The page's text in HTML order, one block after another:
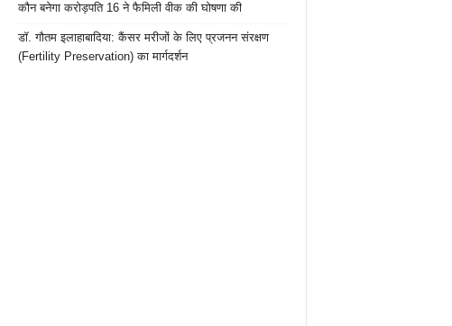
कौन बनेगा करोड़पति 16 ने फैमिली वीक की घोषणा की
डॉ. गौतम इलाहाबादिया: कैंसर मरीजों के लिए प्रजनन संरक्षण
(Fertility Preservation) का मार्गदर्शन